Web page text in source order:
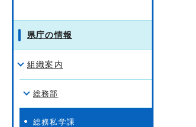
県庁の情報
組織案内
総務部
総務私学課